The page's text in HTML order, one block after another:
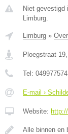
Niet gevestigd
Limburg.
Limburg »
Ploegstraat 19
Tel:
E-mail ›
Website:
Alle binnen en